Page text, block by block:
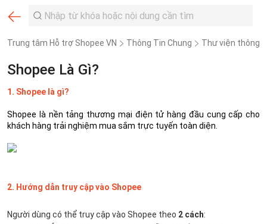
Trung tâm Hỗ trợ Shopee VN Thông Tin Chung Thư viện thông
Shopee Là Gì?
1. Shopee là gì?
Shopee là nền tảng thương mại điện tử hàng đầu cung cấp cho
khách hàng trải nghiệm mua sắm trực tuyến toàn diện.
2. Hướng dẫn truy cập vào Shopee
Người dùng có thể truy cập vào Shopee theo 2 cách: